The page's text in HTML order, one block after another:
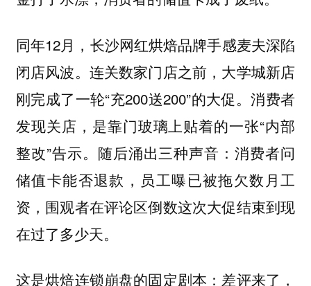
同年12月，长沙网红烘焙品牌手感麦夫深陷
闭店风波。连关数家门店之前，大学城新店
刚完成了一轮“充200送200”的大促。消费者
发现关店，是靠门玻璃上贴着的一张“内部
整改”告示。随后涌出三种声音：消费者问
储值卡能否退款，员工曝已被拖欠数月工
资，围观者在评论区倒数这次大促结束到现
在过了多少天。
这是烘焙连锁崩盘的固定剧本：差评来了，